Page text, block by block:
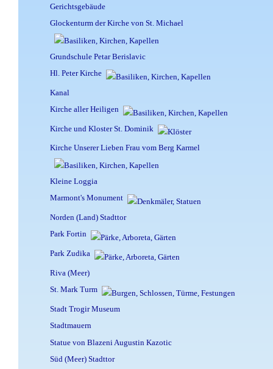
Gerichtsgebäude
Glockenturm der Kirche von St. Michael
Grundschule Petar Berislavic
Hl. Peter Kirche
Kanal
Kirche aller Heiligen
Kirche und Kloster St. Dominik
Kirche Unserer Lieben Frau vom Berg Karmel
Kleine Loggia
Marmont's Monument
Norden (Land) Stadttor
Park Fortin
Park Zudika
Riva (Meer)
St. Mark Turm
Stadt Trogir Museum
Stadtmauern
Statue von Blazeni Augustin Kazotic
Süd (Meer) Stadttor